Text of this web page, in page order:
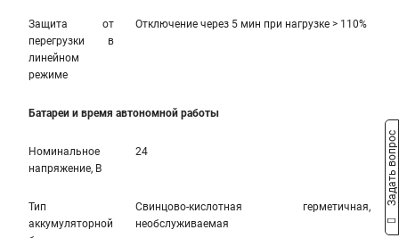
Защита от
перегрузки в
линейном
режиме
Отключение через 5 мин при нагрузке > 110%
Батареи и время автономной работы
Номинальное
напряжение, В
24
Тип
аккумуляторной
Свинцово-кислотная герметичная,
необслуживаемая
Задать вопрос